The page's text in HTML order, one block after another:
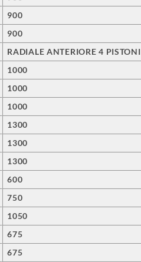
900
900
RADIALE ANTERIORE 4 PISTONI
1000
1000
1000
1300
1300
1300
600
750
1050
675
675